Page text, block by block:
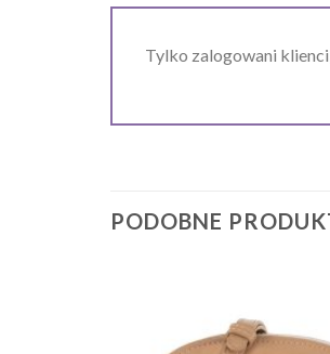
Tylko zalogowani
PODOBNE